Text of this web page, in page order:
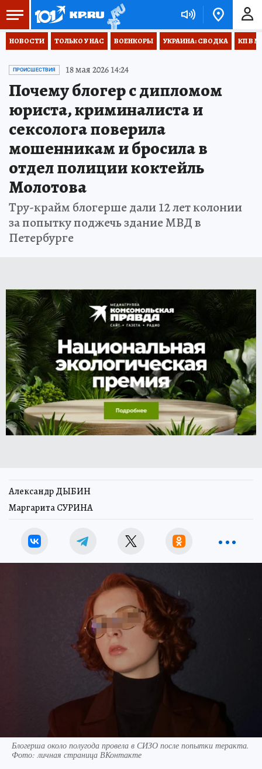
НОВОСТИ ТОЛЬКО У НАС ВОЕНКОРЫ УКРАИНА: СВОДКА КП В
ПРОИСШЕСТВИЯ 18 мая 2026 14:24
Почему блогер с дипломом
юриста, криминалиста и
сексолога поверила
мошенникам и бросила в
отдел полиции коктейль
Молотова
Тру-крайм блогерше дали 12 лет колонии
за попытку поджечь здание МВД в
Петербурге
Александр ДЫБИН
Маргарита СУРИНА
Блогерша около полугода провела в СИЗО после попытки теракта.
Фото: личная страница ВКонтакте